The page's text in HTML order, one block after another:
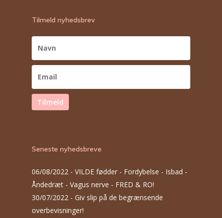
Tilmeld nyhedsbrev
Tilmeld
Seneste nyhedsbreve
06/08/2022 - VILDE fødder - Fordybelse - Isbad -
Åndedræt - Vagus nerve - FRED & RO!
30/07/2022 - Giv slip på de begrænsende
overbevisninger!